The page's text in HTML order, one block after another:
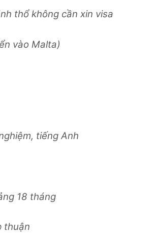
thổ không cần xin visa
vào Malta)
tiếng Anh
18 tháng
thuận